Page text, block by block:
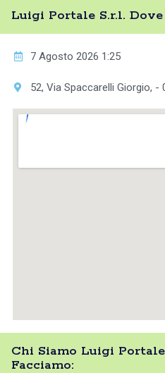
Luigi Portale S.r.l.
7 Agosto 2026 1:25
52, Via Spaccarelli Giorgio, -
Chi Siamo Luigi Portale
Facciamo: